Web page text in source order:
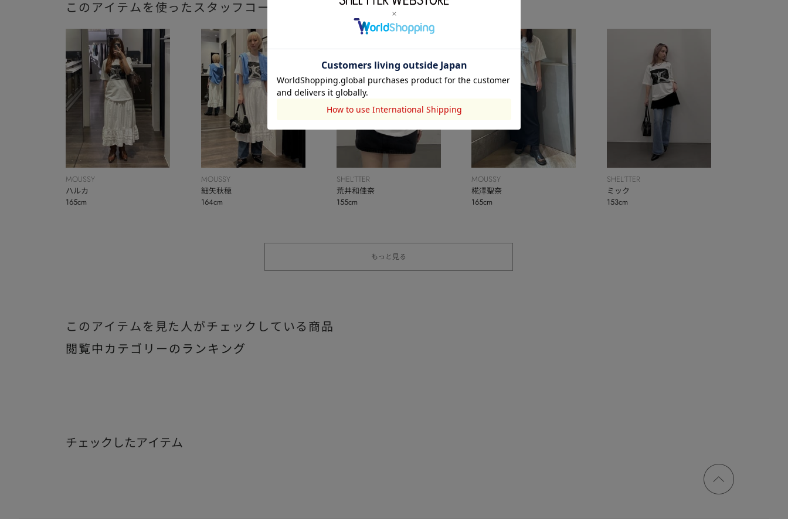
このアイテムを使ったスタッフコーディネート
MOUSSY
ハルカ
165cm
MOUSSY
細矢秋穂
164cm
SHEL’TTER
荒井和佳奈
155cm
MOUSSY
椛澤聖奈
165cm
SHEL’TTER
ミック
153cm
もっと見る
このアイテムを見た人がチェックしている商品
閲覧中カテゴリーのランキング
チェックしたアイテム
ページ
トップ